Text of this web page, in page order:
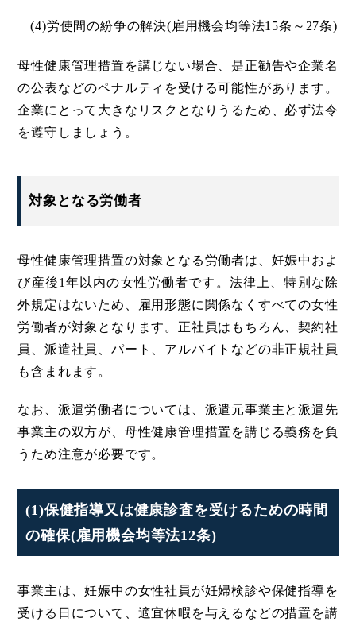
(4)労使間の紛争の解決(雇用機会均等法15条～27条)
母性健康管理措置を講じない場合、是正勧告や企業名
の公表などのペナルティを受ける可能性があります。
企業にとって大きなリスクとなりうるため、必ず法令
を遵守しましょう。
対象となる労働者
母性健康管理措置の対象となる労働者は、妊娠中およ
び産後1年以内の女性労働者です。法律上、特別な除
外規定はないため、雇用形態に関係なくすべての女性
労働者が対象となります。正社員はもちろん、契約社
員、派遣社員、パート、アルバイトなどの非正規社員
も含まれます。
なお、派遣労働者については、派遣元事業主と派遣先
事業主の双方が、母性健康管理措置を講じる義務を負
うため注意が必要です。
(1)保健指導又は健康診査を受けるための時間
の確保(雇用機会均等法12条)
事業主は、妊娠中の女性社員が妊婦検診や保健指導を
受ける日について、適宜休暇を与えるなどの措置を講